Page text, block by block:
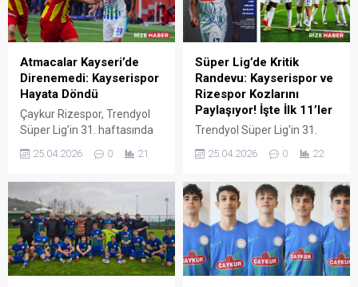
psikolojik olarak etkilediğini
vurguladı.
belediye hakkında suç
duyurusunda bulundu.
Atmacalar Kayseri’de
Direnemedi: Kayserispor
Hayata Döndü
Çaykur Rizespor, Trendyol
Süper Lig’in 31. haftasında
konuk olduğu Kayserispor
karşısında sahadan 2-0’lık
kararları ve son bölümdeki
gollere engel olamayan
yeşil-mavililer, rakibinin
küme düşme hattından
kurtulmasına engel olamadı.
25.04.2026 0 21
Süper Lig’de Kritik
Randevu: Kayserispor ve
Rizespor Kozlarını
Paylaşıyor! İşte İlk 11’ler
Trendyol Süper Lig'in 31.
haftasında adeta bir "strateji
savaşı" yaşanıyor. Küme
uzaklaşmak isteyen
Zecorner Kayserispor,
yükselişini sürdüren Çaykur
Rizespor'u ağırlıyor.
25.04.2026 0 22